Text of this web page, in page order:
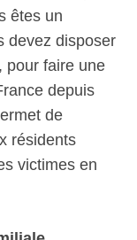
êtes un
devez disposer
pour faire une
depuis
de
résidents
victimes en